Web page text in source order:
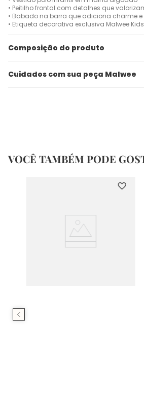
• Peitilho frontal com detalhes que
• Babado na barra que adiciona charme
• Etiqueta decorativa exclusiva Malwee Kids
Composição do produto
Cuidados com sua peça Malwee
VOCÊ TAMBÉM PODE